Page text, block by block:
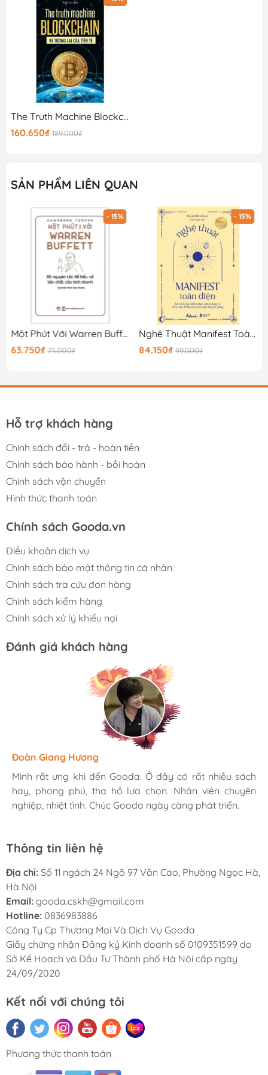
The Truth Machine Blockchain Và Tương Lai Của Tiền Tệ
160.650₫ 189.000₫
SẢN PHẨM LIÊN QUAN
- 15%
Một Phút Với Warren Buffett (Bản 2018)
63.750₫ 75.000₫
- 15%
Nghệ Thuật Manifest Toàn Diện - Lộ Trình Thay Đổi Tư Duy, Năng Lượng Và Tiềm Thức Để Thu Hút Một Cuộc Sống Lý Tưởng
84.150₫ 99.000₫
Hỗ trợ khách hàng
Chính sách đổi - trả - hoàn tiền
Chính sách bảo hành - bồi hoàn
Chính sách vận chuyển
Hình thức thanh toán
Chính sách Gooda.vn
Điều khoản dịch vụ
Chính sách bảo mật thông tin cá nhân
Chính sách tra cứu đơn hàng
Chính sách kiểm hàng
Chính sách xử lý khiếu nại
Đánh giá khách hàng
Hương Suri
Mình rất ưng khi đến Gooda. Ở đây có rất nhiều sách
hay, phong phú, tha hồ lựa chọn. Nhân viên chuyên
nghiệp, nhiệt tình. Chúc Gooda ngày càng phát triển.
Đoàn Giang Hương
Mình rất ưng khi đến Gooda. Ở đây có rất nhiều sách
hay, phong phú, tha hồ lựa chọn. Nhân viên chuyên
nghiệp, nhiệt tình. Chúc Gooda ngày càng phát triển.
Ngọc Anh
Mình rất ưng khi đến Gooda. Ở đây có rất nhiều sách
hay, phong phú, tha hồ lựa chọn. Nhân viên chuyên
nghiệp, nhiệt tình. Chúc Gooda ngày càng phát triển.
Thông tin liên hệ
Địa chỉ: Số 11 ngách 24 Ngõ 97 Văn Cao, Phường Ngọc Hà,
Hà Nội
Email: gooda.cskh@gmail.com
Hotline: 0836983886
Công Ty Cp Thương Mại Và Dịch Vụ Gooda
Giấy chứng nhận Đăng ký Kinh doanh số 0109351599 do
Sở Kế Hoạch và Đầu Tư Thành phố Hà Nội cấp ngày
24/09/2020
Kết nối với chúng tôi
Phương thức thanh toán